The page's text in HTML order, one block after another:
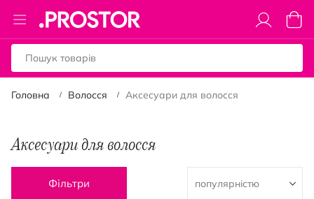
Toggle
Nav
Кошик
Головна Волосся Аксесуари для волосся
Аксесуари для волосся
Фільтри